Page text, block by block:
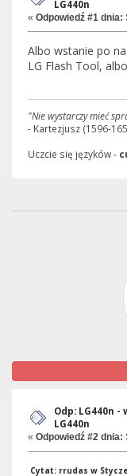
LG440n
« Odpowiedź #1 dnia:
Albo wstanie po
LG Flash Tool,
"Nie wystarczy mieć
- Kartezjusz (1596-
Uczcie się języków -
Odp: LG440n
LG440n
« Odpowiedź #2 dnia:
Cytat: rrudas w